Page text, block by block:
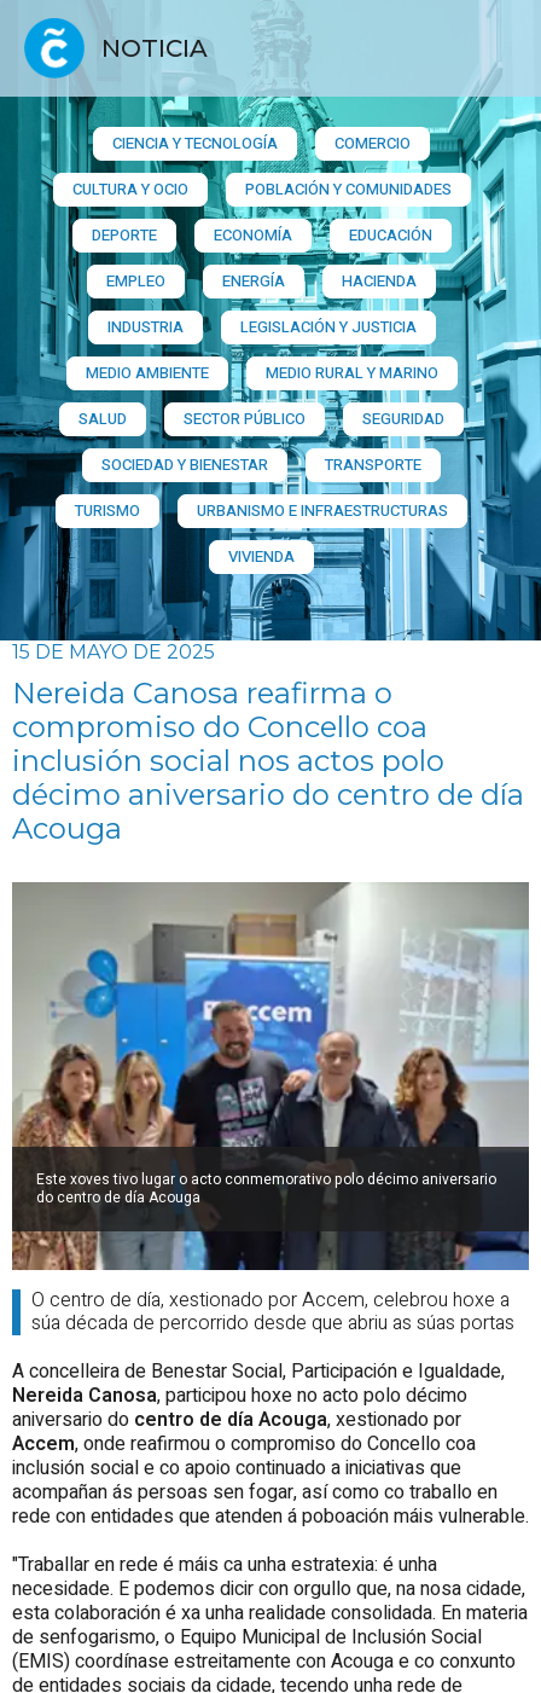
NOTICIA
CIENCIA Y TECNOLOGÍA
COMERCIO
CULTURA Y OCIO
POBLACIÓN Y COMUNIDADES
DEPORTE
ECONOMÍA
EDUCACIÓN
EMPLEO
ENERGÍA
HACIENDA
INDUSTRIA
LEGISLACIÓN Y JUSTICIA
MEDIO AMBIENTE
MEDIO RURAL Y MARINO
SALUD
SECTOR PÚBLICO
SEGURIDAD
SOCIEDAD Y BIENESTAR
TRANSPORTE
TURISMO
URBANISMO E INFRAESTRUCTURAS
VIVIENDA
15 DE MAYO DE 2025
Nereida Canosa reafirma o
compromiso do Concello coa
inclusión social nos actos polo
décimo aniversario do centro de día
Acouga
Este xoves tivo lugar o acto conmemorativo polo décimo aniversario
do centro de día Acouga
O centro de día, xestionado por Accem, celebrou hoxe a
súa década de percorrido desde que abriu as súas portas
A concelleira de Benestar Social, Participación e Igualdade,
Nereida Canosa, participou hoxe no acto polo décimo
aniversario do centro de día Acouga, xestionado por
Accem, onde reafirmou o compromiso do Concello coa
inclusión social e co apoio continuado a iniciativas que
acompañan ás persoas sen fogar, así como co traballo en
rede con entidades que atenden á poboación máis vulnerable.
"Traballar en rede é máis ca unha estratexia: é unha
necesidade. E podemos dicir con orgullo que, na nosa cidade,
esta colaboración é xa unha realidade consolidada. En materia
de senfogarismo, o Equipo Municipal de Inclusión Social
(EMIS) coordínase estreitamente con Acouga e co conxunto
de entidades sociais da cidade, tecendo unha rede de